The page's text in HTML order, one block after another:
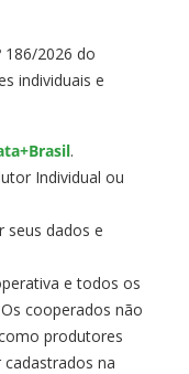
186/2026 do
individuais e
.
Individual ou
seus dados e
e todos os
cooperados não
produtores
na